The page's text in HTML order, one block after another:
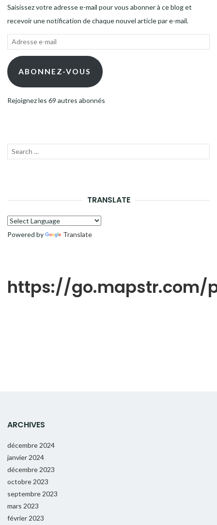
Saisissez votre adresse e-mail pour vous abonner à ce blog et
recevoir une notification de chaque nouvel article par e-mail.
Adresse
mail ABONNEZ-VOUS
Rejoignez les 69 autres abonnés
Recherche
TRANSLATE
Powered by Translate
https://go.mapstr.com/
ARCHIVES
décembre 2024
janvier 2024
décembre 2023
octobre 2023
septembre 2023
mars 2023
février 2023